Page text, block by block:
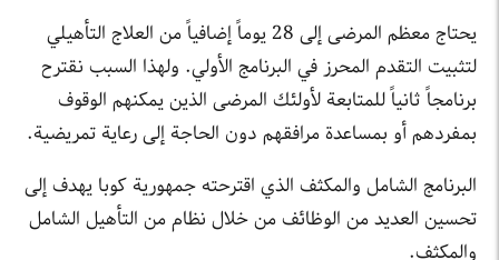
يحتاج معظم المرضى إلى 28 يوماً إضافياً من العلاج التأهيلي
لتثبيت التقدم المحرز في البرنامج الأولي. ولهذا السبب نقترح
برنامجاً ثانياً للمتابعة لأولئك المرضى الذين يمكنهم الوقوف
بمفردهم أو بمساعدة مرافقهم دون الحاجة إلى رعاية تمريضية.
البرنامج الشامل والمكثف الذي اقترحته جمهورية كوبا يهدف إلى
تحسين العديد من الوظائف من خلال نظام من التأهيل الشامل
والمكثف.